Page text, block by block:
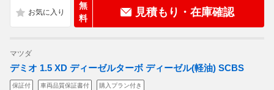
無
料
見積もり・在庫確認
マツダ
デミオ 1.5 XD ディーゼルターボ ディーゼル(軽油) SCBS
保証付 車両品質保証書付 購入プラン付き